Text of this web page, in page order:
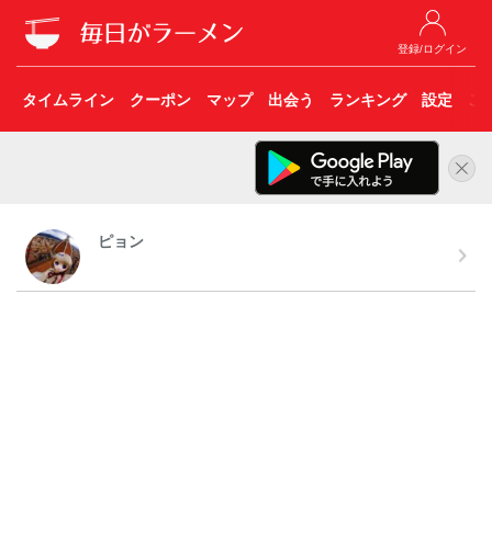
登録/ログイン
タイムライン クーポン マップ 出会う ランキング 設定 こ
ピョン